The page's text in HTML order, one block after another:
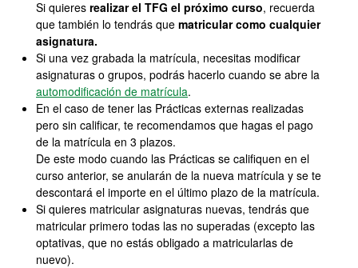
Si quieres realizar el TFG el próximo curso, recuerda
que también lo tendrás que matricular como cualquier
asignatura.
Si una vez grabada la matrícula, necesitas modificar
asignaturas o grupos, podrás hacerlo cuando se abre la
automodificación de matrícula.
En el caso de tener las Prácticas externas realizadas
pero sin calificar, te recomendamos que hagas el pago
de la matrícula en 3 plazos.
De este modo cuando las Prácticas se califiquen en el
curso anterior, se anularán de la nueva matrícula y se te
descontará el importe en el último plazo de la matrícula.
Si quieres matricular asignaturas nuevas, tendrás que
matricular primero todas las no superadas (excepto las
optativas, que no estás obligado a matricularlas de
nuevo).